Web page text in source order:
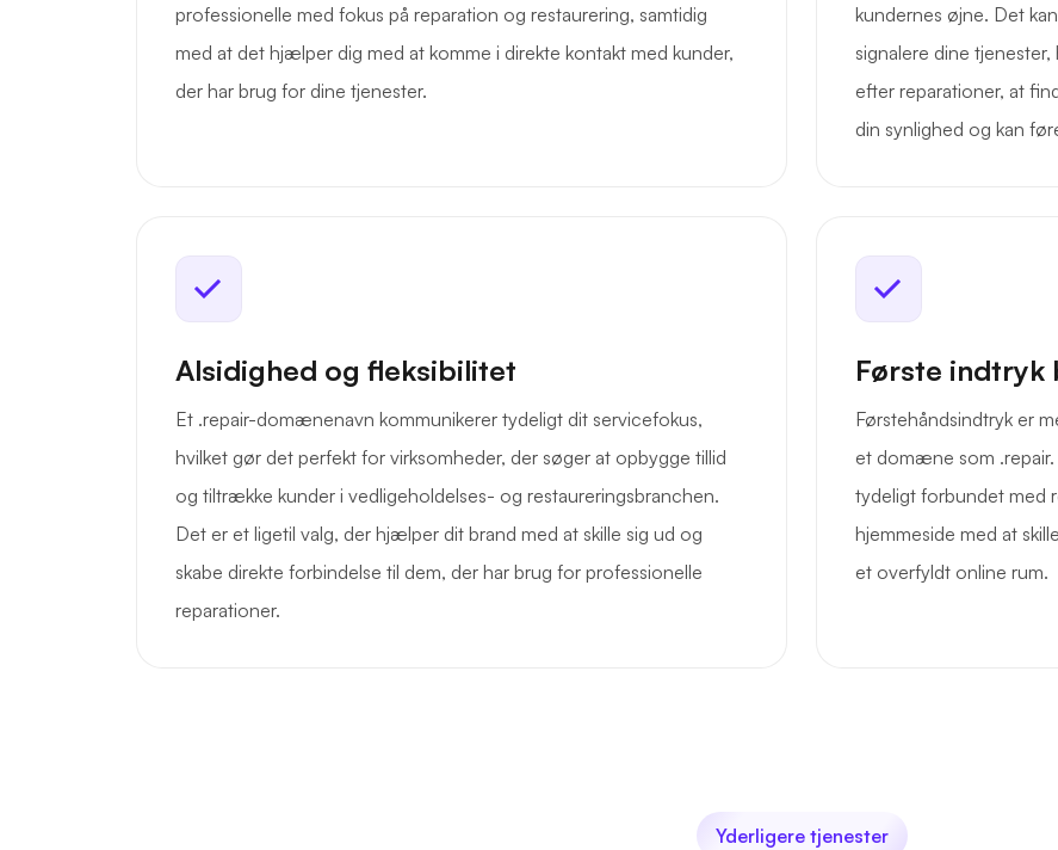
professionelle med fokus på reparation og restaurering, samtidig
med at det hjælper dig med at komme i direkte kontakt med kunder,
der har brug for dine tjenester.
kundernes øjne. Det
signalere dine
efter reparationer, at
din synlighed og kan
Alsidighed og fleksibilitet
Et .repair-domænenavn kommunikerer tydeligt dit servicefokus,
hvilket gør det perfekt for virksomheder, der søger at opbygge tillid
og tiltrække kunder i vedligeholdelses- og restaureringsbranchen.
Det er et ligetil valg, der hjælper dit brand med at skille sig ud og
skabe direkte forbindelse til dem, der har brug for professionelle
reparationer.
Første indtryk
Førstehåndsindtryk er
et domæne som
tydeligt forbundet med
hjemmeside med at
et overfyldt online rum.
Yderligere tjenester